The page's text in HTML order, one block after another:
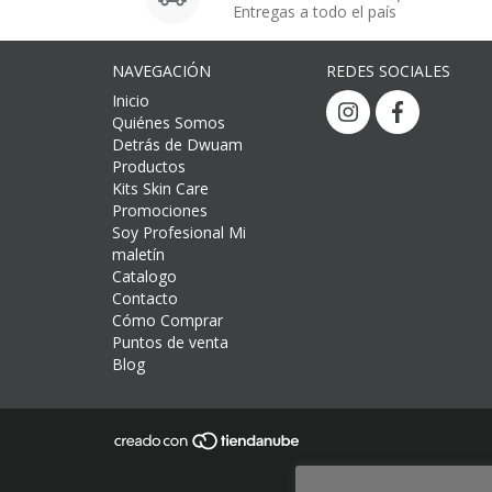
Entregas a todo el país
NAVEGACIÓN
Inicio
Quiénes Somos
Detrás de Dwuam
Productos
Kits Skin Care
Promociones
Soy Profesional Mi
maletín
Catalogo
Contacto
Cómo Comprar
Puntos de venta
Blog
REDES SOCIALES